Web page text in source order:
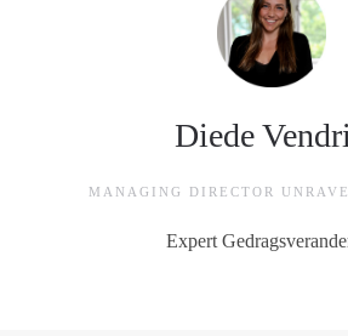
Diede
MANAGING DIRECTOR
Expert